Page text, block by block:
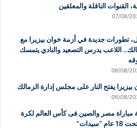
القنوات الناقلة والمعلقين
07/08/
تطورات جديدة في أزمة خوان بيزيرا مع
اللاعب يدرس التصعيد والنادي يتمسك
06/08/
بيزيرا يفتح النار على مجلس إدارة الزمالك
06/08/
مباراة مصر والصين فى كأس العالم لكرة
“سيدات”